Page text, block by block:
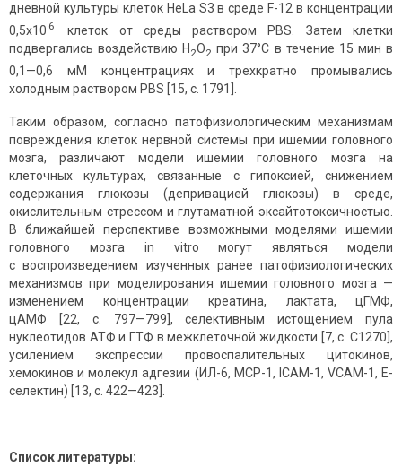
дневной культуры клеток HeLa S3 в среде F-12 в концентрации
0,5х10 6
клеток от среды раствором PBS. Затем клетки
подвергались воздействию H 2O2 при 37°С в течение 15 мин в
0,1—0,6 мМ концентрациях и трехкратно промывались
холодным раствором PBS [15, с. 1791].
Таким образом, согласно патофизиологическим механизмам
повреждения клеток нервной системы при ишемии головного
мозга, различают модели ишемии головного мозга на
клеточных культурах, связанные с гипоксией, снижением
содержания глюкозы (депривацией глюкозы) в среде,
окислительным стрессом и глутаматной эксайтотоксичностью.
В ближайшей перспективе возможными моделями ишемии
головного мозга in vitro могут являться модели
с воспроизведением изученных ранее патофизиологических
механиз­мов при моделирования ишемии головного мозга —
изменением концентрации креатина, лактата, цГМФ,
цАМФ [22, с. 797—799], селективным истощением пула
нуклеотидов АТФ и ГТФ в межклеточной жидкости [7, c. C1270],
усилением экспрессии провоспалительных цитокинов,
хемокинов и молекул адгезии (ИЛ-6, MCP-1, ICAM-1, VCAM-1, E-
селектин) [13, с. 422—423].
Список литературы: